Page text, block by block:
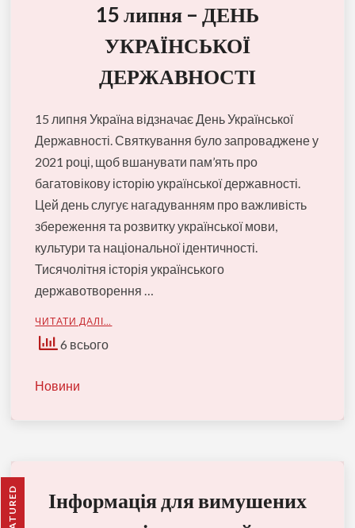
15 липня – ДЕНЬ
УКРАЇНСЬКОЇ
ДЕРЖАВНОСТІ
15 липня Україна відзначає День Української
Державності. Святкування було запроваджене у
2021 році, щоб вшанувати пам’ять про
багатовікову історію української державності.
Цей день слугує нагадуванням про важливість
збереження та розвитку української мови,
культури та національної ідентичності.
Тисячолітня історія українського
державотворення …
ЧИТАТИ ДАЛІ…
6 всього
Новини
FEATURED
Інформація для вимушених